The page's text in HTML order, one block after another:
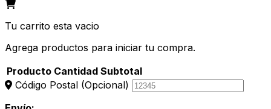
Tu carrito esta vacio
Agrega productos para iniciar tu compra.
Producto Cantidad Subtotal
Código Postal (Opcional)